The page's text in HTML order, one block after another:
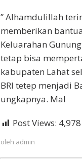
” Alhamdulillah
memberikan
Keluarahan
tetap bisa
kabupaten Lahat
BRI tetep menjadi
ungkapnya. Mal
Post Views: 4,978
oleh admin